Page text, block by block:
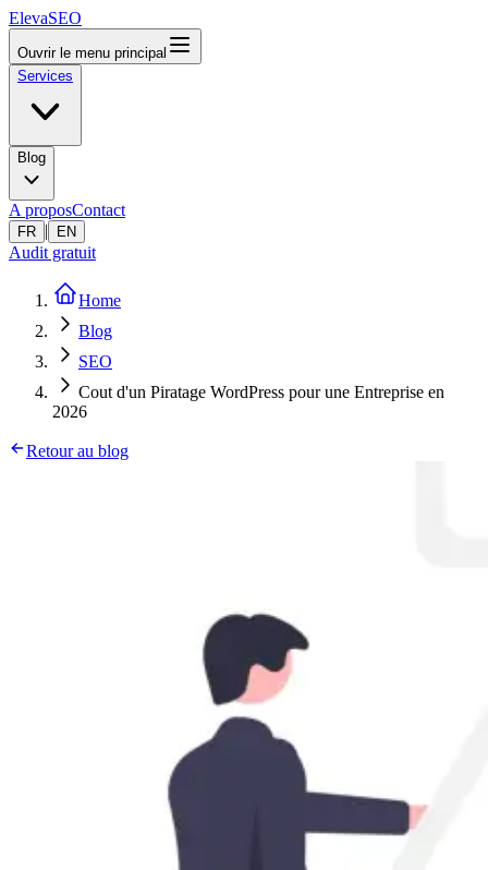
ElevaSEO
Ouvrir le menu principal
Services
Blog
A proposContact
FR | EN
Audit gratuit
Home
Blog
SEO
Cout d'un Piratage WordPress pour une Entreprise en
2026
Retour au blog